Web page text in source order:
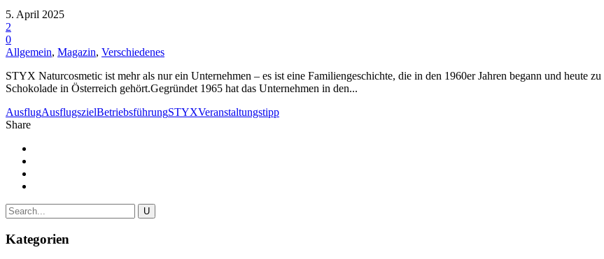
5. April 2025
2
0
Allgemein, Magazin, Verschiedenes
STYX Naturcosmetic ist mehr als nur ein Unternehmen – es ist eine Familiengeschichte, die in den 1960er Jahren begann und heute
Schokolade in Österreich gehört.Gegründet 1965 hat das Unternehmen in den...
AusflugAusflugszielBetriebsführungSTYXVeranstaltungstipp
Share
Kategorien